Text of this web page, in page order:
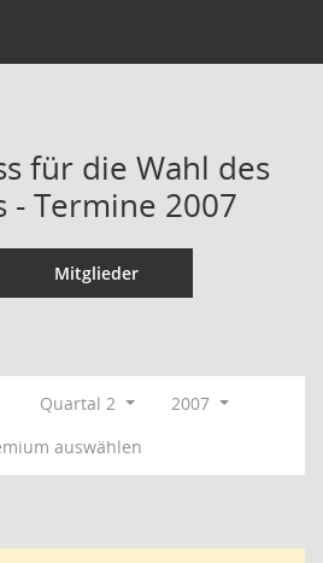
für die Wahl des
- Termine 2007
Mitglieder
Quartal 2
2007
auswählen